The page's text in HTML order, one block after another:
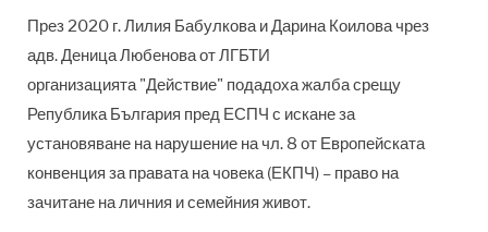
През 2020 г.Лилия Бабулкова и Дарина Коиловачрез
адв. Деница Любенова отЛГБТИ
организацията"Действие" подадоха жалба срещу
Република България пред ЕСПЧ с искане за
установяване на нарушение на чл. 8 от Европейската
конвенция за правата на човека (ЕКПЧ) – право на
зачитане на личния и семейния живот.